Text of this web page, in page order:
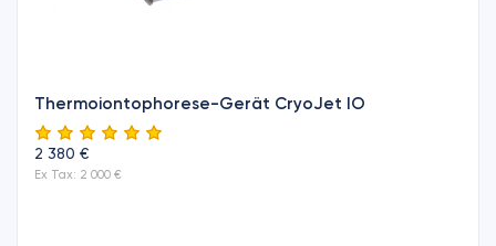
Thermoiontophorese-Gerät CryoJet IO
2 380 €
Ex Tax: 2 000 €